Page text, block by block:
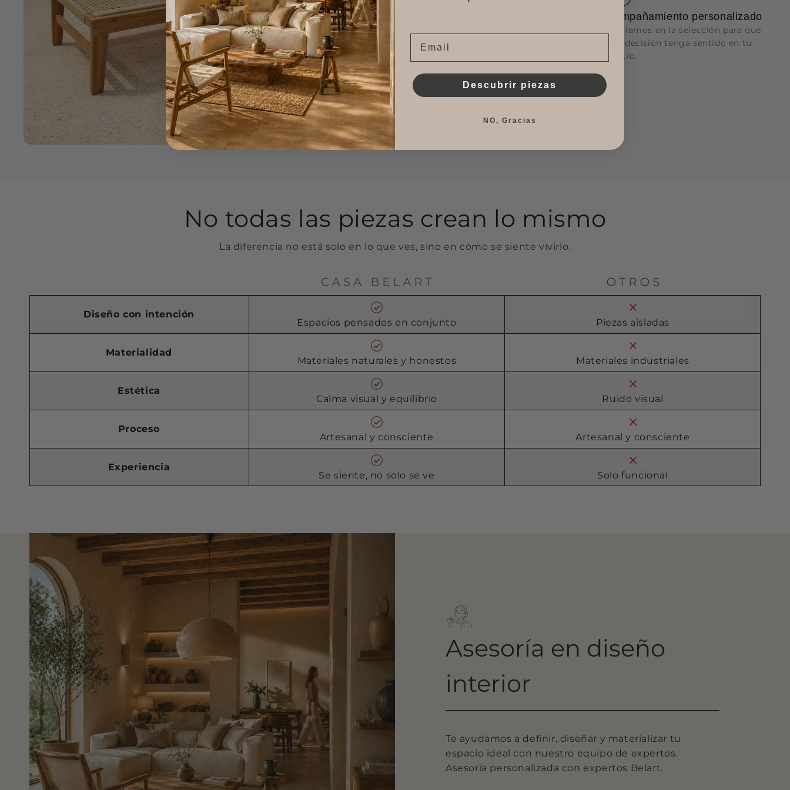
respetan el ritmo, el detalle y la
Acompañamiento personalizado
Te guiamos en la selección para que
cada decisión tenga sentido en tu
espacio.
No todas las piezas crean lo mismo
La diferencia no está solo en lo que ves, sino en cómo se siente vivirlo.
Diseño con intención
Espacios pensados en conjunto Piezas aisladas
Materialidad
Materiales naturales y honestos Materiales industriales
Estética
Calma visual y equilibrio Ruido visual
Proceso
Artesanal y consciente Artesanal y consciente
Experiencia
Se siente, no solo se ve Solo funcional
Asesoría en diseño
interior
Te ayudamos a definir, diseñar y materializar tu
espacio ideal con nuestro equipo de expertos.
Asesoría personalizada con expertos Belart.
Descubrir piezas
NO, Gracias